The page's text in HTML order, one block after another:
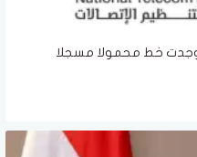
وجدت خط محمولا مسجلا